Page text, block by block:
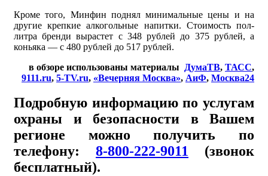
Кроме того, Минфин поднял минимальные цены и на
другие крепкие алкогольные напитки. Стоимость пол-
литра бренди вырастет с 348 рублей до 375 рублей, а
коньяка — с 480 рублей до 517 рублей.
в обзоре использованы материалы
ДумаТВ, ТАСС,
9111.ru, 5-TV.ru, «Вечерняя Москва», АиФ, Москва24
Подробную информацию по услугам
охраны и безопасности в Вашем
регионе можно получить по
телефону: 8-800-222-9011 (звонок
бесплатный).